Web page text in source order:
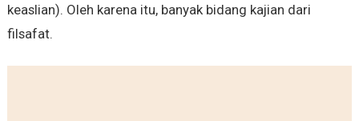
keaslian). Oleh karena itu, banyak bidang kajian dari
filsafat.